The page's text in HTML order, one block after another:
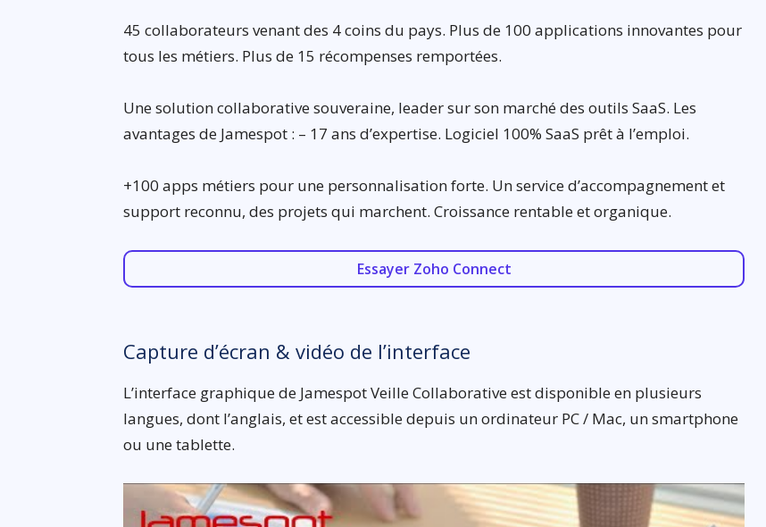
45 collaborateurs venant des 4 coins du pays. Plus de 100 applications innovantes pour
tous les métiers. Plus de 15 récompenses remportées.
Une solution collaborative souveraine, leader sur son marché des outils SaaS. Les
avantages de Jamespot : – 17 ans d’expertise. Logiciel 100% SaaS prêt à l’emploi.
+100 apps métiers pour une personnalisation forte. Un service d’accompagnement et
support reconnu, des projets qui marchent. Croissance rentable et organique.
Essayer Zoho Connect
Capture d’écran & vidéo de l’interface
L’interface graphique de Jamespot Veille Collaborative est disponible en plusieurs
langues, dont l’anglais, et est accessible depuis un ordinateur PC / Mac, un smartphone
ou une tablette.